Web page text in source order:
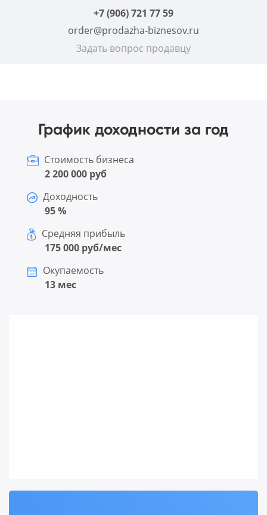
+7 (906) 721 77 59
order@prodazha-biznesov.ru
Задать вопрос продавцу
График доходности за год
Стоимость бизнеса
2 200 000 руб
Доходность
95 %
Средняя прибыль
175 000 руб/мес
Окупаемость
13 мес